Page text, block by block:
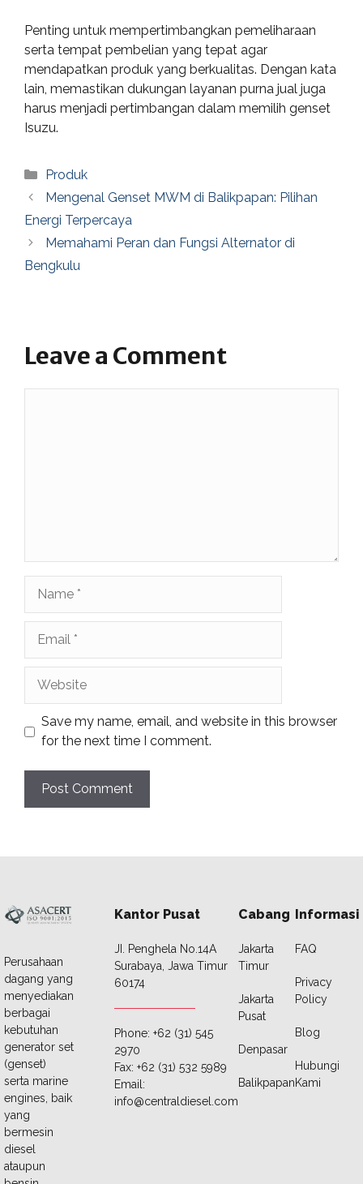
Penting untuk mempertimbangkan pemeliharaan
serta tempat pembelian yang tepat agar
mendapatkan produk yang berkualitas. Dengan kata
lain, memastikan dukungan layanan purna jual juga
harus menjadi pertimbangan dalam memilih genset
Isuzu.
Categories
Produk
Mengenal Genset MWM di Balikpapan: Pilihan
Energi Terpercaya
Memahami Peran dan Fungsi Alternator di
Bengkulu
Leave a Comment
Save my name, email, and website in this browser
for the next time I comment.
Perusahaan
dagang yang
menyediakan
berbagai
kebutuhan
generator set
(genset)
serta marine
engines, baik
yang
bermesin
diesel
ataupun
Kantor Pusat
JI. Penghela No.14A
Surabaya, Jawa Timur
60174
Phone: +62 (31) 545
2970
Fax: +62 (31) 532 5989
Email:
info@centraldiesel.com
Cabang
Jakarta
Timur
Jakarta
Pusat
Denpasar
Balikpapan
Informasi
FAQ
Privacy
Policy
Blog
Hubungi
Kami